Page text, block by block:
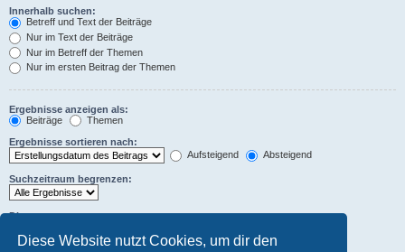
Diese Website nutzt Cookies, um dir den
Innerhalb suchen:
Betreff und Text der Beiträge
Nur im Text der Beiträge
Nur im Betreff der Themen
Nur im ersten Beitrag der Themen
Ergebnisse anzeigen als:
Beiträge
Themen
Ergebnisse sortieren nach:
Aufsteigend
Absteigend
Suchzeitraum begrenzen:
Die ersten:
Zeichen der Beiträge anzeigen